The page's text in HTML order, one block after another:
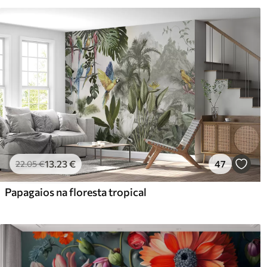
Pode ser limpo
com revestimento de verniz
Método de aplicação Aplicação perfeita
Materiais disponíveis
Standard
45.0027.00€/m² 56
Vinil Premium
65.0039.00€/m²
22.05€13 .23€ 47
Papagaios na floresta tropical